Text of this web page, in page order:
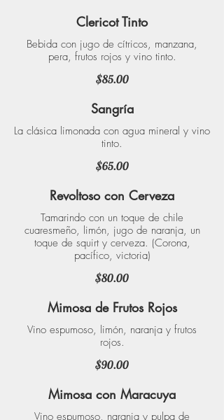
Clericot Tinto
Bebida con jugo de cítricos, manzana,
pera, frutos rojos y vino tinto.
$85.00
Sangría
La clásica limonada con agua mineral y vino
tinto.
$65.00
Revoltoso con Cerveza
Tamarindo con un toque de chile
cuaresmeño, limón, jugo de naranja, un
toque de squirt y cerveza. (Corona,
pacífico, victoria)
$80.00
Mimosa de Frutos Rojos
Vino espumoso, limón, naranja y frutos
rojos.
$90.00
Mimosa con Maracuya
Vino espumoso, naranja y pulpa de